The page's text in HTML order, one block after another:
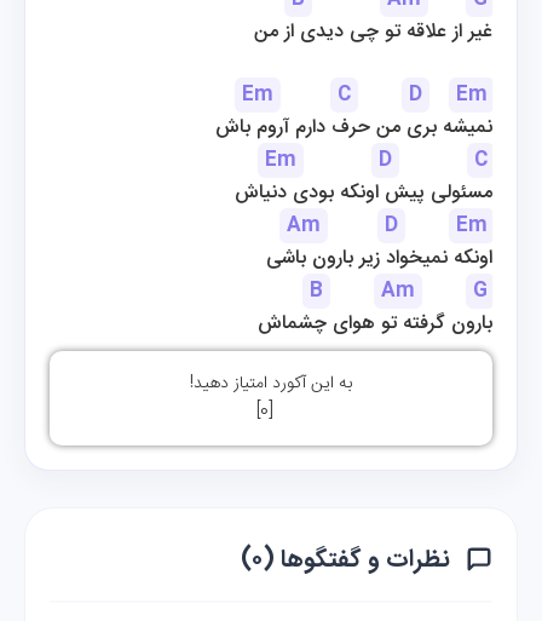
غیر از علاقه تو چی دیدی از من
Em
C D
Em
نمیشه بری من حرف دارم آروم باش
Em
D
C
مسئولی پیش اونکه بودی دنیاش
Am
D
Em
اونکه نمیخواد زیر بارون باشی
B
Am
G
بارون گرفته تو هوای چشماش
به این آکورد امتیاز دهید!
[
0
]
نظرات و گفتگوها (۰)